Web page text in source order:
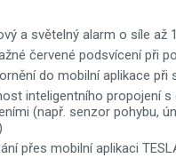
a světelný alarm o síle až
červené podsvícení při
do mobilní aplikace při
inteligentního propojení s
(např. senzor pohybu,
přes mobilní aplikaci